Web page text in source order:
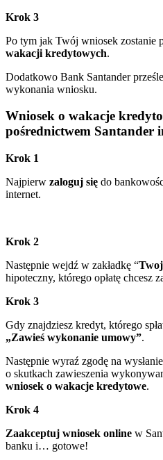
Krok 3
Po tym jak Twój wniosek zostanie
wakacji kredytowych.
Dodatkowo Bank Santander
wykonania wniosku.
Wniosek o wakacje
pośrednictwem Santander
Krok 1
Najpierw zaloguj się do
internet.
Krok 2
Następnie wejdź w zakładkę “
hipoteczny, którego opłatę chcesz
Krok 3
Gdy znajdziesz kredyt, którego
„Zawieś wykonanie umowy”.
Następnie wyraź zgodę na
o skutkach zawieszenia
wniosek o wakacje kredytowe.
Krok 4
Zaakceptuj wniosek online w
banku i… gotowe!